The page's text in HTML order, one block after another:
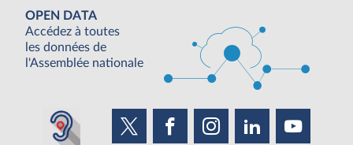
OPEN DATA
Accédez à toutes
les données de
l'Assemblée nationale